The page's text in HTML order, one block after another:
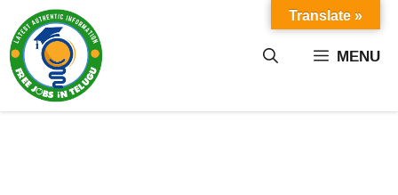
content MENU
Translate »